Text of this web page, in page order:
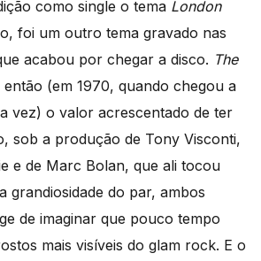
como single o tema London
foi um outro tema gravado nas
acabou por chegar a disco. The
(em 1970, quando chegou a
vez) o valor acrescentado de ter
sob a produção de Tony Visconti,
e de Marc Bolan, que ali tocou
grandiosidade do par, ambos
de imaginar que pouco tempo
mais visíveis do glam rock. E o